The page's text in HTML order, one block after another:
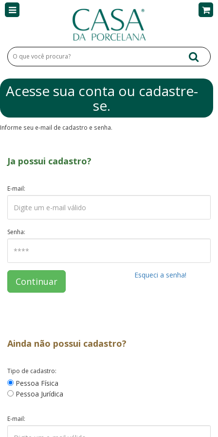
Acesse sua conta ou cadastre-
se.
Informe seu e-mail de cadastro e senha.
Ja possui cadastro?
E-mail:
Senha:
Continuar
Esqueci a senha!
Ainda não possui cadastro?
Tipo de cadastro:
Pessoa Física
Pessoa Jurídica
E-mail: